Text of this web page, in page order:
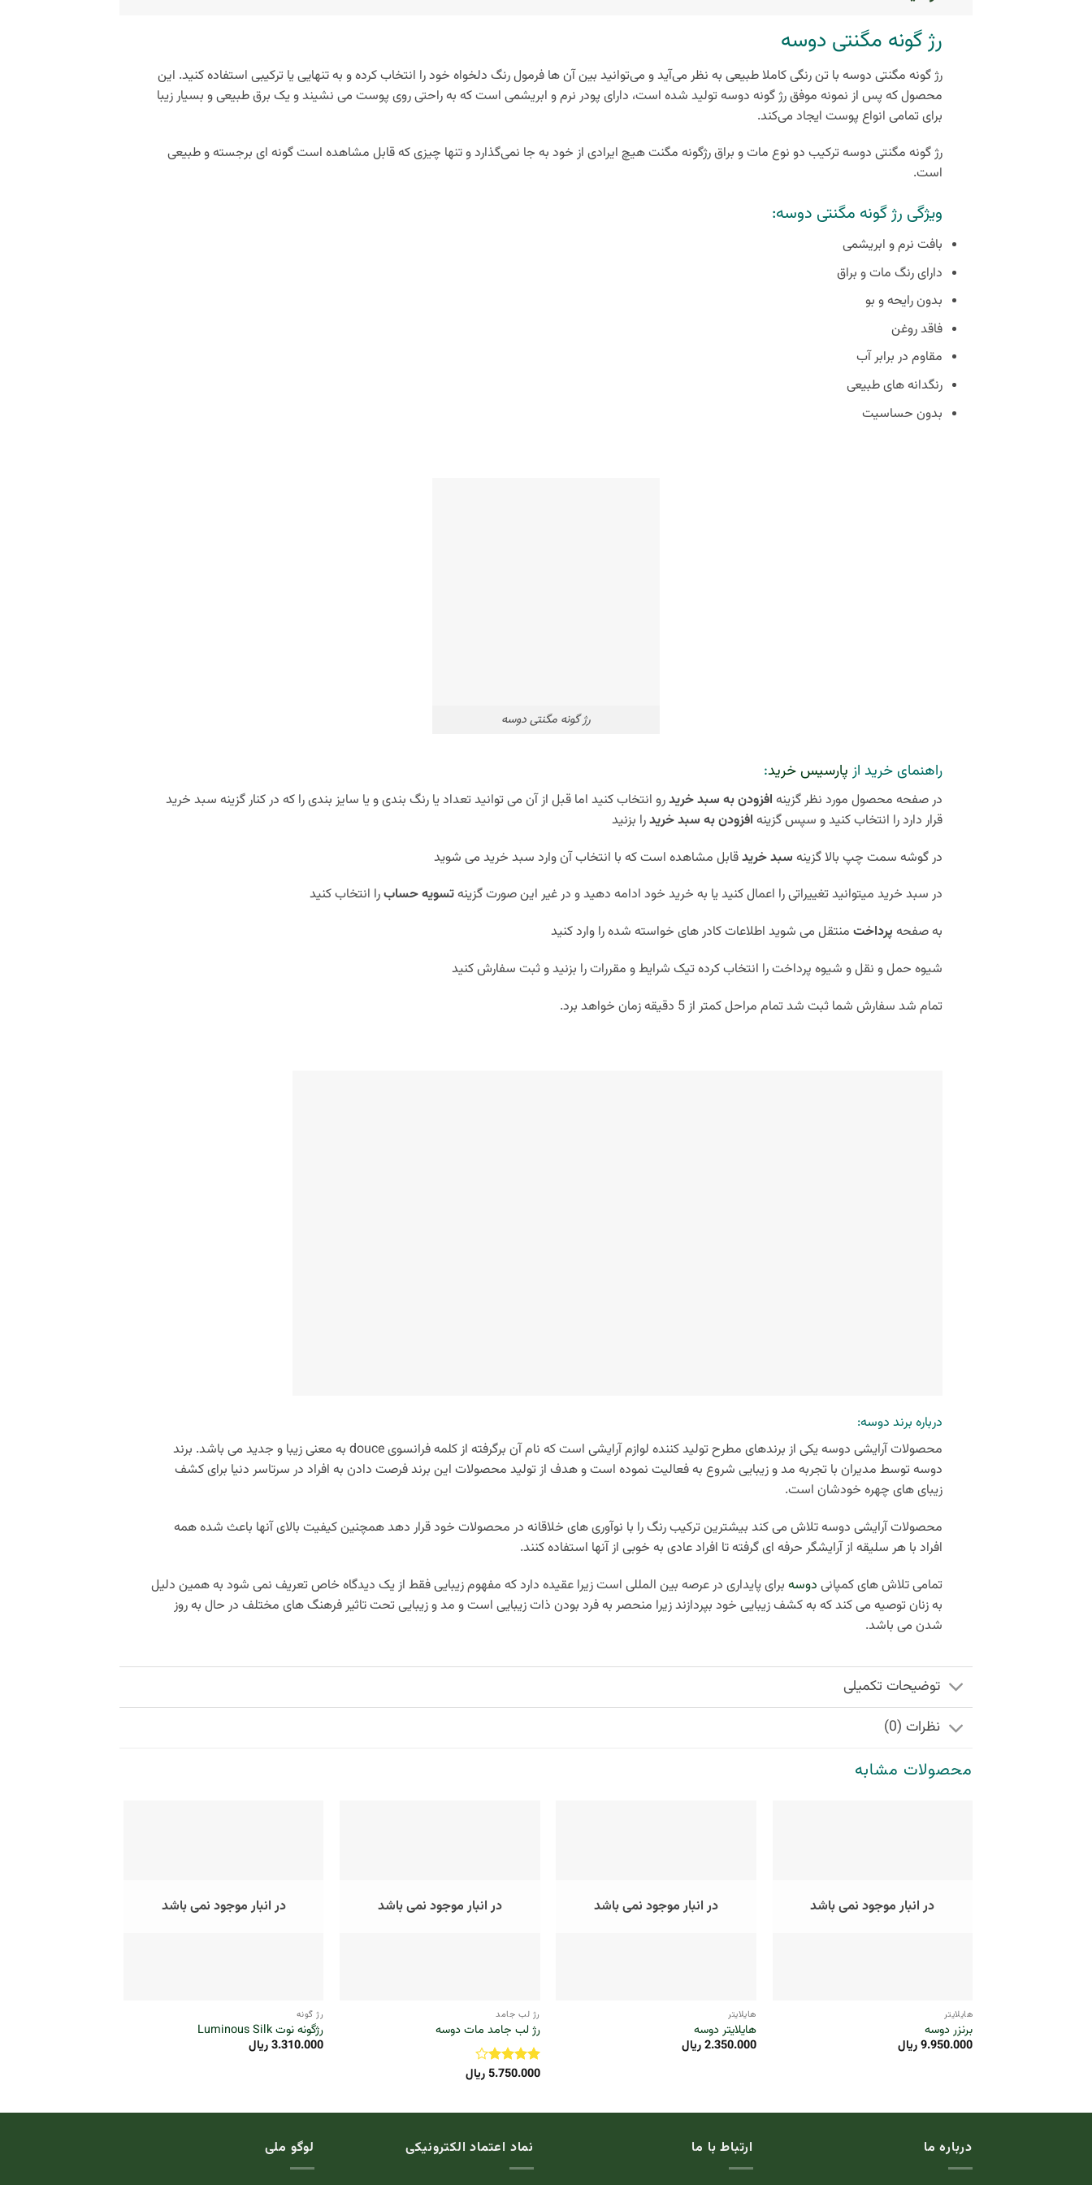
رژ گونه مگنتی دوسه
رژ گونه مگنتی دوسه با تن رنگی کاملا طبیعی به نظر می‌آید و می‌توانید بین آن ها فرمول رنگ دلخواه خود را انتخاب کرده و به تنهایی یا ترکیبی استفاده کنید. این
محصول که پس از نمونه موفق رژ گونه دوسه تولید شده است، دارای پودر نرم و ابریشمی است که به راحتی روی پوست می‌ نشیند و یک برق طبیعی و بسیار زیبا
برای تمامی انواع پوست ایجاد می‌کند.
رژ گونه مگنتی دوسه ترکیب دو نوع مات و براق رژگونه مگنت هیچ ایرادی از خود به جا نمی‌گذارد و تنها چیزی که قابل مشاهده است گونه ای برجسته و طبیعی
است.
ویژگی رژ گونه مگنتی دوسه:
بافت نرم و ابریشمی
دارای رنگ مات و براق
بدون رایحه و بو
فاقد روغن
مقاوم در برابر آب
رنگدانه های طبیعی
بدون حساسیت
رژ گونه مگنتی دوسه
راهنمای خرید از پارسیس خرید:
در صفحه محصول مورد نظر گزینه افزودن به سبد خریدرو انتخاب کنید اما قبل از آن می توانید تعداد یا رنگ بندی و یا سایز بندی را که در کنار گزینه سبد خرید
قرار دارد را انتخاب کنید و سپس گزینه افزودن به سبد خریدرا بزنید
در گوشه سمت چپ بالا گزینه سبد خریدقابل مشاهده است که با انتخاب آن وارد سبد خرید می شوید
در سبد خرید میتوانید تغییراتی را اعمال کنید یا به خرید خود ادامه دهید و در غیر این صورت گزینهتسویه حسابرا انتخاب کنید
به صفحه پرداختمنتقل می شوید اطلاعات کادر های خواسته شده را وارد کنید
شیوه حمل و نقل و شیوه پرداخت را انتخاب کرده تیک شرایط و مقررات را بزنید و ثبت سفارش کنید
تمام شد سفارش شما ثبت شد تمام مراحل کمتر از 5 دقیقه زمان خواهد برد.
درباره برند دوسه:
محصولات آرایشی دوسه یکی از برندهای مطرح تولید کننده لوازم آرایشی است که نام آن برگرفته از کلمه فرانسوی douce به معنی زیبا و جدید می‌ باشد. برند
دوسه توسط مدیران با تجربه مد و زیبایی شروع به فعالیت نموده است و هدف از تولید محصولات این برند فرصت دادن به افراد در سرتاسر دنیا برای کشف
زیبای‌ های چهره خودشان است.
محصولات آرایشی دوسه تلاش می کند بیشترین ترکیب رنگ را با نوآوری های خلاقانه در محصولات خود قرار دهد همچنین کیفیت بالای آنها باعث شده همه
افراد با هر سلیقه از آرایشگر حرفه ای گرفته تا افراد عادی به خوبی از آنها استفاده کنند.
تمامی تلاش های کمپانی دوسهبرای پایداری در عرصه بین المللی است زیرا عقیده دارد که مفهوم زیبایی فقط از یک دیدگاه خاص تعریف نمی شود به همین دلیل
به زنان توصیه می کند که به کشف زیبایی خود بپردازند زیرا منحصر به فرد بودن ذات زیبایی است و مد و زیبایی تحت تاثیر فرهنگ های مختلف در حال به روز
شدن می باشد.
توضیحات تکمیلی
نظرات (0)
محصولات مشابه
در انبار موجود نمی باشد
هایلایتر
برنزر دوسه
9.950.000ریال
در انبار موجود نمی باشد
هایلایتر
هایلایتر دوسه
2.350.000ریال
در انبار موجود نمی باشد
رژ لب جامد
رژ لب جامد مات دوسه
نمره4
5.750.000ریال
در انبار موجود نمی باشد
رژ گونه
رژگونه نوت Luminous Silk
3.310.000ریال
درباره ما ارتباط با ما نماد اعتماد الکترونیکی لوگو ملی